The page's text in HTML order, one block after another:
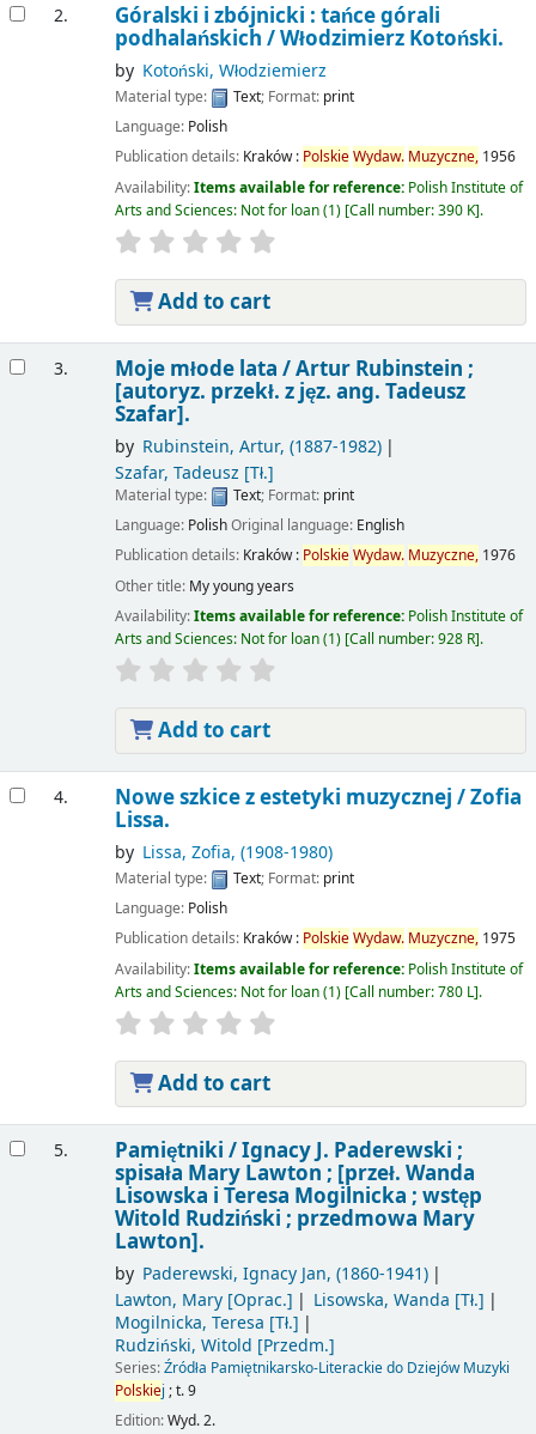
2. Góralski i zbójnicki : tańce górali
podhalańskich /Włodzimierz Kotoński.
by Kotoński, Włodziemierz
Material type: Text; Format: print
Language: Polish
Publication details: Kraków : PolskieWydaw. Muzyczne, 1956
Availability:Items available for reference: Polish Institute of
Arts and Sciences: Not for loan(1) Call number:390 K .
Add to cart
3. Moje młode lata /Artur Rubinstein ;
[autoryz. przekł. z jęz. ang. Tadeusz
Szafar].
by Rubinstein, Artur, (1887-1982)
Szafar, Tadeusz [Tł.]
Material type: Text; Format: print
Language: PolishOriginal language: English
Publication details: Kraków : PolskieWydaw. Muzyczne, 1976
Other title: My young years
Availability:Items available for reference: Polish Institute of
Arts and Sciences: Not for loan(1) Call number:928 R .
Add to cart
4. Nowe szkice z estetyki muzycznej /Zofia
Lissa.
by Lissa, Zofia, (1908-1980)
Material type: Text; Format: print
Language: Polish
Publication details: Kraków : PolskieWydaw. Muzyczne, 1975
Availability:Items available for reference: Polish Institute of
Arts and Sciences: Not for loan(1) Call number:780 L .
Add to cart
5. Pamiętniki /Ignacy J. Paderewski ;
spisała Mary Lawton ; [przeł. Wanda
Lisowska i Teresa Mogilnicka ; wstęp
Witold Rudziński ; przedmowa Mary
Lawton].
by Paderewski, Ignacy Jan, (1860-1941)
Lawton, Mary[Oprac.] Lisowska, Wanda [Tł.]
Mogilnicka, Teresa [Tł.]
Rudziński, Witold [Przedm.]
Series:Źródła Pamiętnikarsko-Literackie do Dziejów Muzyki
Polskiej ; t. 9
Edition:Wyd. 2.